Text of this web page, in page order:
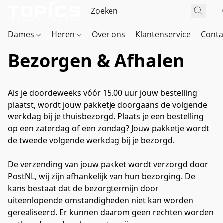
Dames Heren Over ons Klantenservice
Bezorgen & Afhalen
Als je doordeweeks vóór 15.00 uur jouw bestelling
plaatst, wordt jouw pakketje doorgaans de volgende
werkdag bij je thuisbezorgd. Plaats je een bestelling
op een zaterdag of een zondag? Jouw pakketje wordt
de tweede volgende werkdag bij je bezorgd.
De verzending van jouw pakket wordt verzorgd door
PostNL, wij zijn afhankelijk van hun bezorging. De
kans bestaat dat de bezorgtermijn door
uiteenlopende omstandigheden niet kan worden
gerealiseerd. Er kunnen daarom geen rechten worden